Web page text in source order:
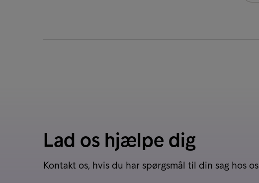
Lad os hjælpe dig
Kontakt os, hvis du har spørgsmål til din sag hos os